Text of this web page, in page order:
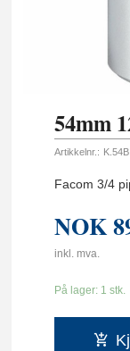
54mm
Artikkelnr.: K.54B
Facom 3/4
NOK
inkl. mva.
På lager: 1 stk.